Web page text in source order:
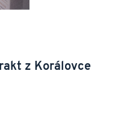
z Korálovce